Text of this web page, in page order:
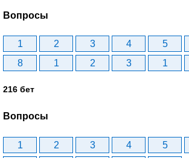
Вопросы
1 2 3 4 5
8
1 2 3 1
216 бет
Вопросы
1 2 3 4 5